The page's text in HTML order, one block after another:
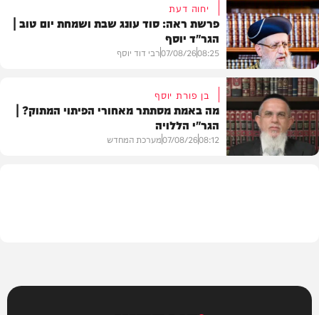
חדשות
וידאו
יחוה דעת
פרשת ראה: סוד עונג שבת ושמחת יום טוב |
הגר"ד יוסף
08:25
07/08/26רבי דוד יוסף
בן פורת יוסף
מה באמת מסתתר מאחורי הפיתוי המתוק? |
הגר"י הללויה
08:12
07/08/26מערכת המחדש